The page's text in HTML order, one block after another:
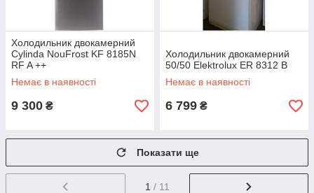
Холодильник двокамерний
Cylinda NouFrost KF 8185N
RF A ++
Немає в наявності
9 300 ₴
Холодильник двокамерний
50/50 Elektrolux ER 8312 B
Немає в наявності
6 799 ₴
Показати ще
1 / 11